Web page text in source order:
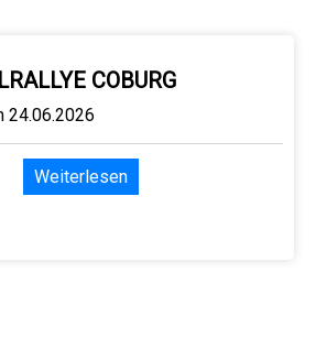
COBURG
24.06.2026
Weiterlesen